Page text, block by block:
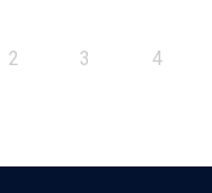
2 3 4